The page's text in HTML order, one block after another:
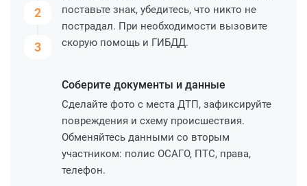
2
3
поставьте знак, убедитесь, что никто не
пострадал. При необходимости вызовите
скорую помощь и ГИБДД.
Соберите документы и данные
Сделайте фото с места ДТП, зафиксируйте
повреждения и схему происшествия.
Обменяйтесь данными со вторым
участником: полис ОСАГО, ПТС, права,
телефон.